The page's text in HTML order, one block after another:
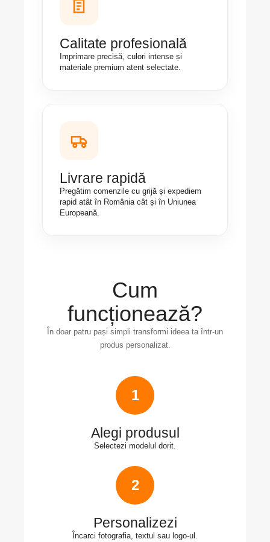
Calitate profesională
Imprimare precisă, culori intense și
materiale premium atent selectate.
Livrare rapidă
Pregătim comenzile cu grijă și expediem
rapid atât în România cât și în Uniunea
Europeană.
Cum
funcționează?
În doar patru pași simpli transformi ideea ta într-un
produs personalizat.
1
Alegi produsul
Selectezi modelul dorit.
2
Personalizezi
Încarci fotografia, textul sau logo-ul.